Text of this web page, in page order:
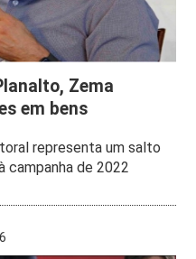
Zema
em bens
representa um salto
campanha de 2022